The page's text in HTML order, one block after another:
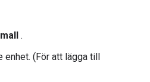
.
enhet. (För att lägga till